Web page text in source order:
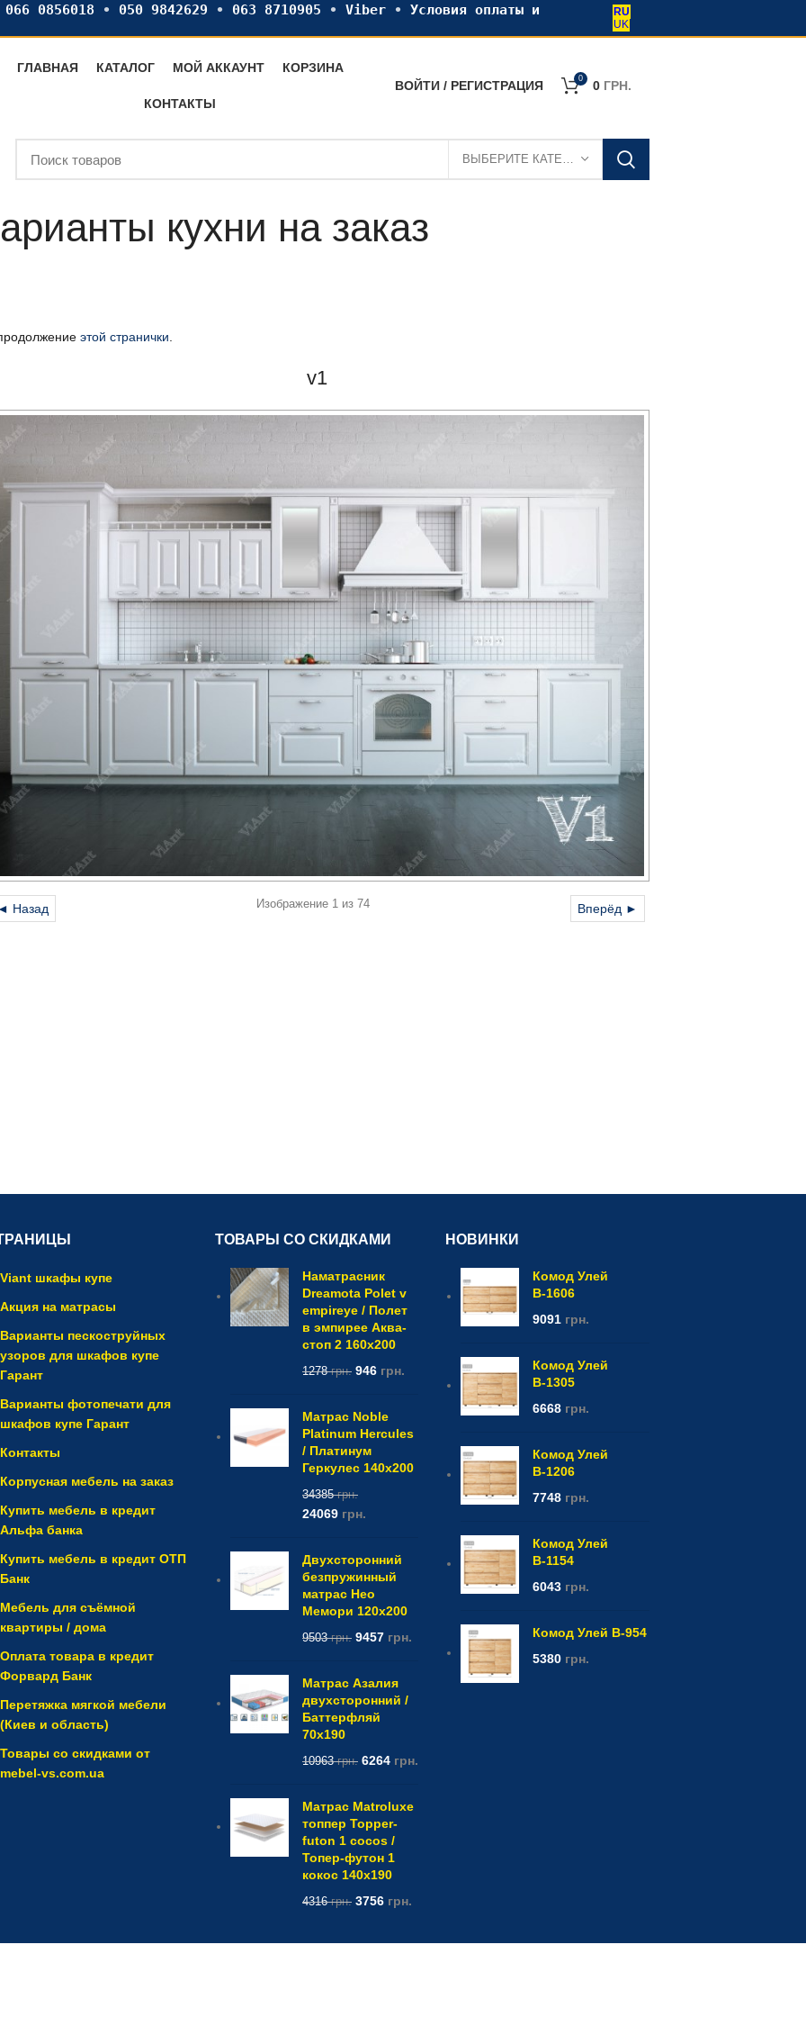
066 0856018 • 050 9842629 • 063 8710905 • Viber• Условия оплаты и
RU
UK
ГЛАВНАЯ КАТАЛОГ МОЙ АККАУНТ КОРЗИНА
КОНТАКТЫ
ВОЙТИ / РЕГИСТРАЦИЯ 0 0 ГРН.
ВЫБЕРИТЕ КАТЕГОРИЮ
кухни на заказ
этой странички
v1
Назад Вперёд ►
Изображение 1 из 74
Viant шкафы купе
Акция на матрасы
Варианты пескоструйных
узоров для шкафов купе
Гарант
Варианты фотопечати для
шкафов купе Гарант
Контакты
Корпусная мебель на заказ
Купить мебель в кредит
Альфа банка
Купить мебель в кредит ОТП
Банк
Мебель для съёмной
квартиры / дома
Оплата товара в кредит
Форвард Банк
Перетяжка мягкой мебели
(Киев и область)
Товары со скидками от
mebel-vs.com.ua
ТОВАРЫ СО СКИДКАМИ
Наматрасник
Dreamota Polet v
empireye / Полет
в эмпирее Аква-
стоп 2 160x200
1278грн. 946 грн.
Матрас Noble
Platinum Hercules
/ Платинум
Геркулес 140x200
34385грн.
24069 грн.
Двухсторонний
безпружинный
матрас Нео
Мемори 120x200
9503грн. 9457 грн.
Матрас Азалия
двухсторонний /
Баттерфляй
70x190
10963грн. 6264 грн.
Матрас Matroluxe
топпер Topper-
futon 1 cocos /
Топер-футон 1
кокос 140x190
4316грн. 3756 грн.
НОВИНКИ
Комод Улей
В-1606
9091 грн.
Комод Улей
В-1305
6668 грн.
Комод Улей
В-1206
7748 грн.
Комод Улей
В-1154
6043 грн.
Комод Улей В-954
5380 грн.